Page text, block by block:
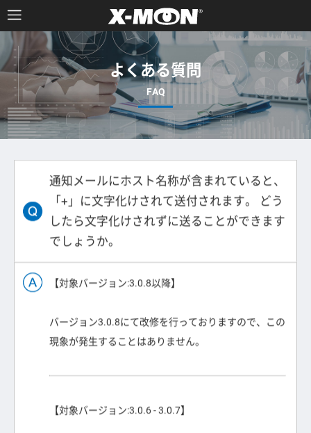
よくある質問
通知メールにホスト名称が含まれていると、
「+」に文字化けされて送付されます。 どう
したら文字化けされずに送ることができます
でしょうか。
【対象バージョン:3.0.8以降】
バージョン3.0.8にて改修を行っておりますので、この
現象が発生することはありません。
【対象バージョン:3.0.6 - 3.0.7】